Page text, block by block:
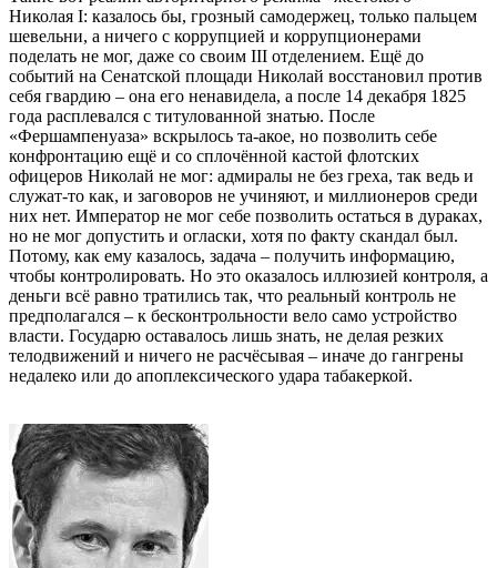
Николая I: казалось бы, грозный самодержец, только пальцем
шевельни, а ничего с коррупцией и коррупционерами
поделать не мог, даже со своим III отделением. Ещё до
событий на Сенатской площади Николай восстановил против
себя гвардию – она его ненавидела, а после 14 декабря 1825
года расплевался с титулованной знатью. После
«Фершампенуаза» вскрылось та-акое, но позволить себе
конфронтацию ещё и со сплочённой кастой флотских
офицеров Николай не мог: адмиралы не без греха, так ведь и
служат-то как, и заговоров не учиняют, и миллионеров среди
них нет. Император не мог себе позволить остаться в дураках,
но не мог допустить и огласки, хотя по факту скандал был.
Потому, как ему казалось, задача – получить информацию,
чтобы контролировать. Но это оказалось иллюзией контроля, а
деньги всё равно тратились так, что реальный контроль не
предполагался – к бесконтрольности вело само устройство
власти. Государю оставалось лишь знать, не делая резких
телодвижений и ничего не расчёсывая – иначе до гангрены
недалеко или до апоплексического удара табакеркой.